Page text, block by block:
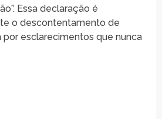
Essa declaração é
o descontentamento de
esclarecimentos que nunca